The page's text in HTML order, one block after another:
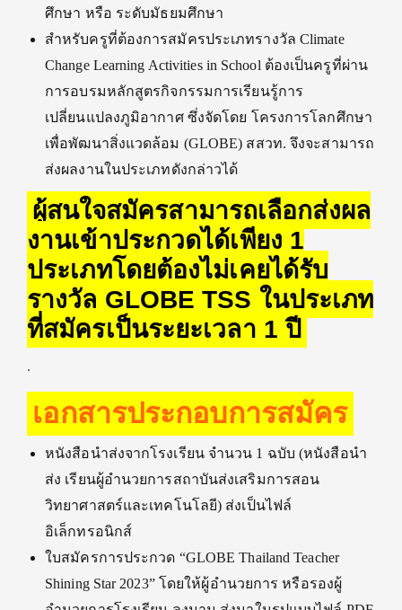
ศึกษา หรือ ระดับมัธยมศึกษา
สำหรับครูที่ต้องการสมัครประเภทรางวัล Climate
Change Learning Activities in School ต้องเป็นครูที่ผ่าน
การอบรมหลักสูตรกิจกรรมการเรียนรู้การ
เปลี่ยนแปลงภูมิอากาศ ซึ่งจัดโดย โครงการโลกศึกษา
เพื่อพัฒนาสิ่งแวดล้อม (GLOBE) สสวท. จึงจะสามารถ
ส่งผลงานในประเภทดังกล่าวได้
ผู้สนใจสมัครสามารถเลือกส่งผล
งานเข้าประกวดได้เพียง 1
ประเภทโดยต้องไม่เคยได้รับ
รางวัล GLOBE TSS ในประเภท
ที่สมัครเป็นระยะเวลา 1 ปี
.
เอกสารประกอบการสมัคร
หนังสือนำส่งจากโรงเรียน จำนวน 1 ฉบับ (หนังสือนำ
ส่ง เรียนผู้อำนวยการสถาบันส่งเสริมการสอน
วิทยาศาสตร์และเทคโนโลยี) ส่งเป็นไฟล์
อิเล็กทรอนิกส์
ใบสมัครการประกวด “GLOBE Thailand Teacher
Shining Star 2023” โดยให้ผู้อำนวยการ หรือรองผู้